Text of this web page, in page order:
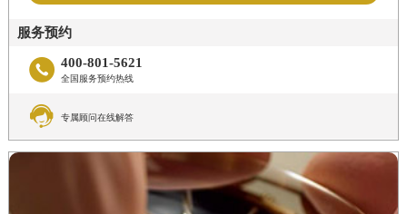
服务预约
 400-801-5621
全国服务预约热线
 专属顾问在线解答